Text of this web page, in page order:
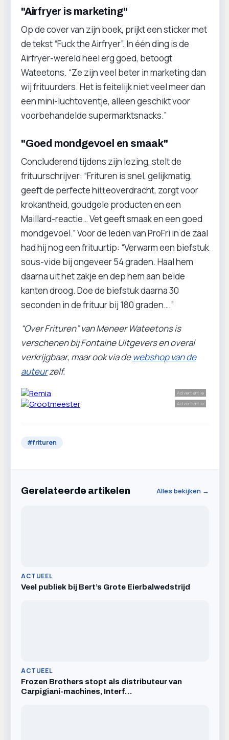
"Airfryer is marketing"
Op de cover van zijn boek, prijkt een sticker met
de tekst “Fuck the Airfryer”. In één ding is de
Airfryer-wereld heel erg goed, betoogt
Wateetons. “Ze zijn veel beter in marketing dan
wij frituurders. Het is feitelijk niet veel meer dan
een mini-luchtoventje, alleen geschikt voor
voorbehandelde supermarktsnacks.”
"Goed mondgevoel en smaak"
Concluderend tijdens zijn lezing, stelt de
frituurschrijver: “Frituren is snel, gelijkmatig,
geeft de perfecte hitteoverdracht, zorgt voor
krokantheid, goudgele producten en een
Maillard-reactie… Vet geeft smaak en een goed
mondgevoel.” Voor de leden van ProFri in de zaal
had hij nog een frituurtip: “Verwarm een biefstuk
sous-vide bij ongeveer 54 graden. Haal hem
daarna uit het zakje en dep hem aan beide
kanten droog. Doe de biefstuk daarna 30
seconden in de frituur bij 180 graden….”
“Over Frituren” van Meneer Wateetons is
verschenen bij Fontaine Uitgevers en overal
verkrijgbaar, maar ook via dewebshop van de
auteurzelf.
Advertentie
Advertentie
#frituren
Gerelateerde artikelen Alles bekijken →
ACTUEEL
Veel publiek bij Bert’s Grote Eierbalwedstrijd
ACTUEEL
Frozen Brothers stopt als distributeur van
Carpigiani-machines, Interf…